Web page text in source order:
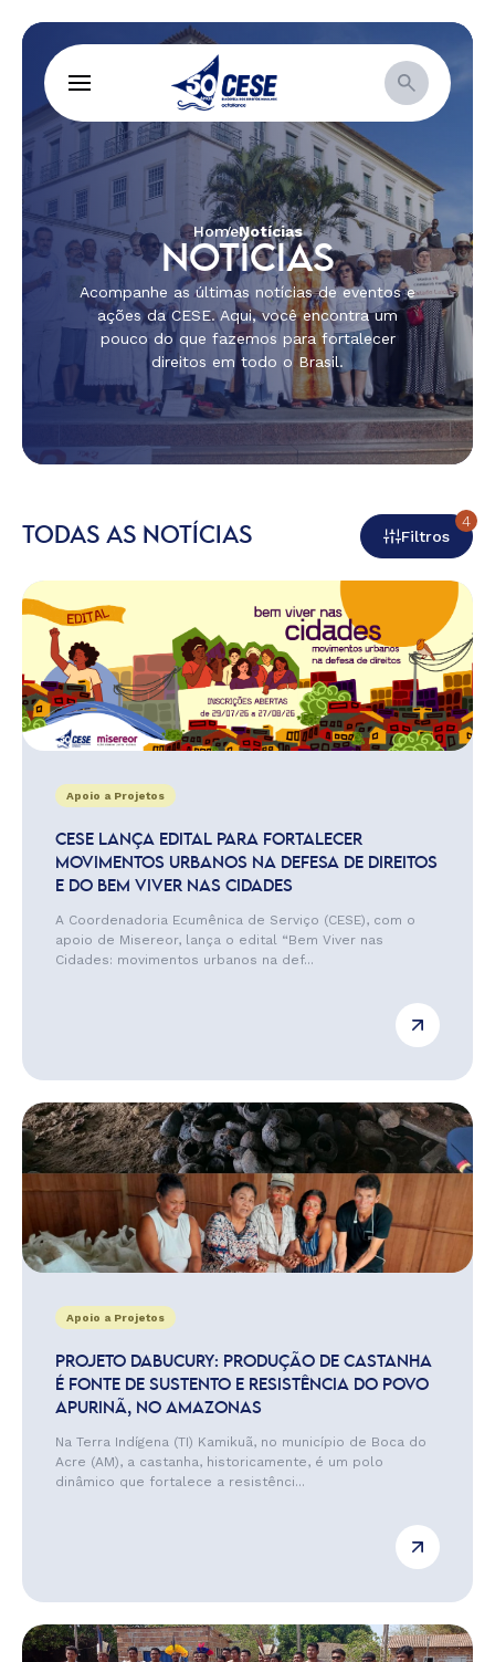
HomeNotícias
NOTÍCIAS
Acompanhe as últimas notícias de eventos e
ações da CESE. Aqui, você encontra um
pouco do que fazemos para fortalecer
direitos em todo o Brasil.
TODAS AS NOTÍCIAS Filtros
4
Apoio a Projetos
CESE LANÇA EDITAL PARA FORTALECER
MOVIMENTOS URBANOS NA DEFESA DE DIREITOS
E DO BEM VIVER NAS CIDADES
A Coordenadoria Ecumênica de Serviço (CESE), com o
apoio de Misereor, lança o edital “Bem Viver nas
Cidades: movimentos urbanos na def...
Apoio a Projetos
PROJETO DABUCURY: PRODUÇÃO DE CASTANHA
É FONTE DE SUSTENTO E RESISTÊNCIA DO POVO
APURINÃ, NO AMAZONAS
Na Terra Indígena (TI) Kamikuã, no município de Boca do
Acre (AM), a castanha, historicamente, é um polo
dinâmico que fortalece a resistênci...